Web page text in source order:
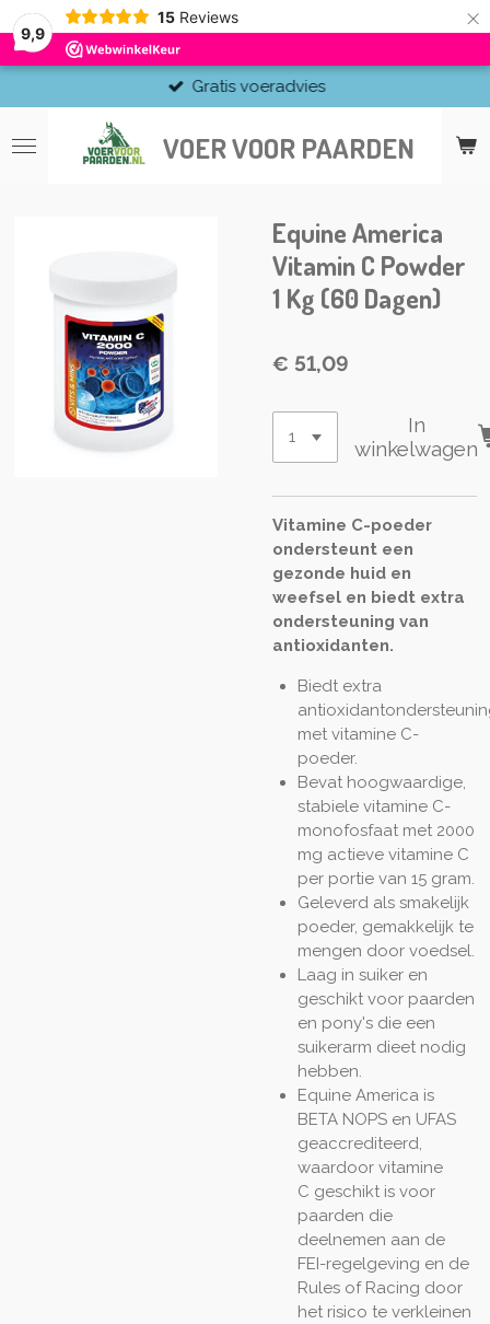
9,9
15 Reviews ×
VOER VOOR PAARDEN
Gratis voeradvies
Equine America
Vitamin C Powder
1 Kg (60 Dagen)
€ 51,09
In
winkelwagen
Vitamine C-poeder
ondersteunt een
gezonde huid en
weefsel en biedt extra
ondersteuning van
antioxidanten.
Biedt extra
met vitamine C-
poeder.
Bevat hoogwaardige,
stabiele vitamine C-
monofosfaat met 2000
mg actieve vitamine C
per portie van 15 gram.
Geleverd als smakelijk
poeder, gemakkelijk te
mengen door voedsel.
Laag in suiker en
geschikt voor paarden
en pony's die een
suikerarm dieet nodig
hebben.
Equine America is
BETA NOPS en UFAS
geaccrediteerd,
waardoor vitamine
C geschikt is voor
paarden die
deelnemen aan de
FEI-regelgeving en de
Rules of Racing door
het risico te verkleinen